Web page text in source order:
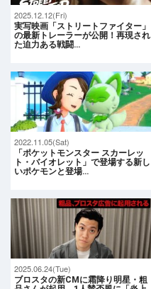
2025.12.12(Fri)
実写映画「ストリートファイター」
の最新トレーラーが公開！再現され
た迫力ある戦闘…
2022.11.05(Sat)
「ポケットモンスター スカーレッ
ト・バイオレット」で登場する新し
いポケモンと登場…
2025.06.24(Tue)
ブロスタの新CMに霜降り明星・粗